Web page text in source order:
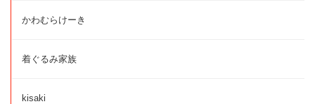
かわむらけーき
着ぐるみ家族
kisaki